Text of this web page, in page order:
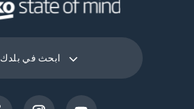
ابحث في بلدك